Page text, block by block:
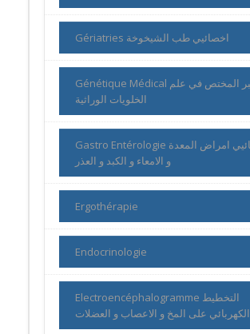
Gériatries اخصائيي طب الشيخوخة
Génétique Médical المخبر المختص في علم
الخلويات الوراثية
Gastro Entérologie اخصائيي امراض المعدة
و الامعاء و الكبد و العذر
Ergothérapie
Endocrinologie
Electroencéphalogramme التخطيط
الكهربائي على المخ و الاعصاب و العضلات